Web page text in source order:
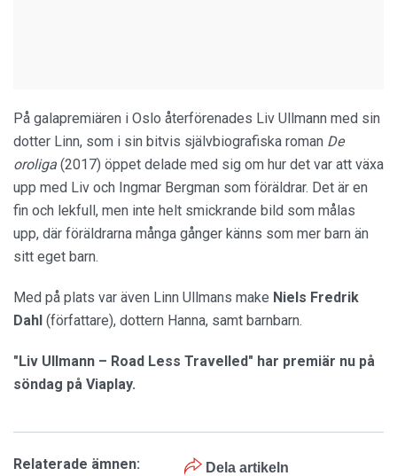
På galapremiären i Oslo återförenades Liv Ullmann med sin
dotter Linn, som i sin bitvis självbiografiska roman De
oroliga (2017) öppet delade med sig om hur det var att växa
upp med Liv och Ingmar Bergman som föräldrar. Det är en
fin och lekfull, men inte helt smickrande bild som målas
upp, där föräldrarna många gånger känns som mer barn än
sitt eget barn.
Med på plats var även Linn Ullmans make Niels Fredrik
Dahl (författare), dottern Hanna, samt barnbarn.
"Liv Ullmann – Road Less Travelled" har premiär nu på
söndag på Viaplay.
Dela artikeln
Relaterade ämnen: